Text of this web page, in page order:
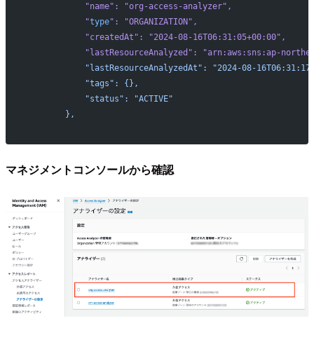
            "
name": "org-access-analyzer",
            "
type": "ORGANIZATION",
            "
createdAt ": "2024-08-16T06:31:05+00:00",
            "
lastResourceAnalyzed ": "arn:aws:sns:ap-
"lastResourceAnalyzedAt": "2024-08-
            "tags": {},
            "status": "ACTIVE"
        },
マネジメントコンソールから確認